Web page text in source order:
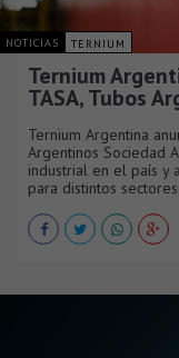
NOTICIAS TERNIUM
Ternium
TASA, Tubos
Ternium Argentina
Argentinos Sociedad
industrial en el país y
para distintos